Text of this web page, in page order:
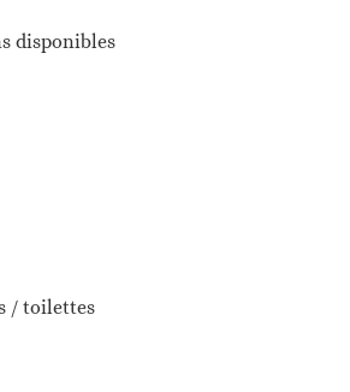
disponibles
/ toilettes